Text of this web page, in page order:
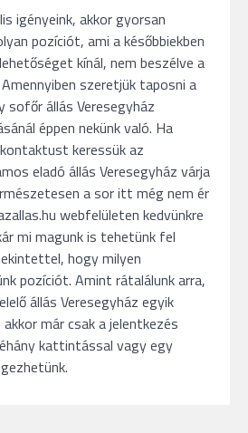
igényeink, akkor gyorsan
pozíciót, ami a későbbiekben
kínál, nem beszélve a
szeretjük taposni a
sofőr állás Veresegyház
éppen nekünk való. Ha
keressük az
eladó állás Veresegyház várja
a sor itt még nem ér
webfelületen kedvünkre
mi magunk is tehetünk fel
hogy milyen
pozíciót. Amint rátalálunk arra,
állás Veresegyház egyik
már csak a jelentkezés
kattintással vagy egy